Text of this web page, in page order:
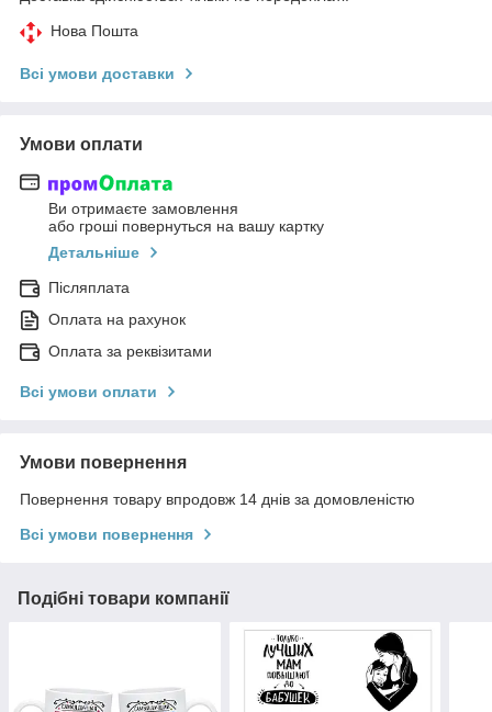
Нова Пошта
Всі умови доставки
Умови оплати
Ви отримаєте замовлення
або гроші повернуться на вашу картку
Детальніше
Післяплата
Оплата на рахунок
Оплата за реквізитами
Всі умови оплати
Умови повернення
Повернення товару впродовж 14 днів за домовленістю
Всі умови повернення
Подібні товари компанії